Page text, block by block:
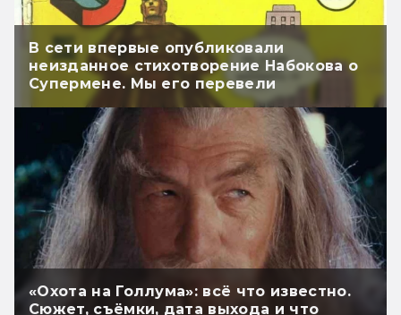
В сети впервые опубликовали
неизданное стихотворение Набокова о
Супермене. Мы его перевели
«Охота на Голлума»: всё что известно.
Сюжет, съёмки, дата выхода и что